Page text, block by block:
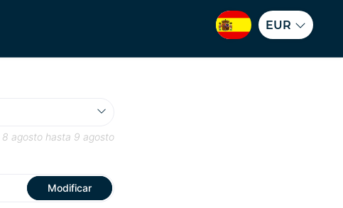
EUR
8 agosto hasta 9 agosto
Modificar